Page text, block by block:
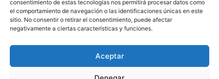
consentimiento de estas tecnologías nos permitirá procesar datos como
el comportamiento de navegación o las identificaciones únicas en este
sitio. No consentir o retirar el consentimiento, puede afectar
negativamente a ciertas características y funciones.
Aceptar
CONTACTA CON NOSOTROS